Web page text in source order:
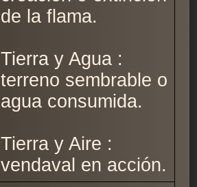
de la flama.
Tierra y Agua :
terreno sembrable o
agua consumida.
Tierra y Aire :
vendaval en acción.